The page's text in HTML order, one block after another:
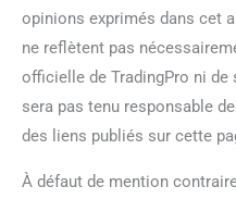
opinions exprimés dans cet
ne reflètent pas
officielle de TradingPro ni de
sera pas tenu responsable
des liens publiés sur cette
À défaut de mention